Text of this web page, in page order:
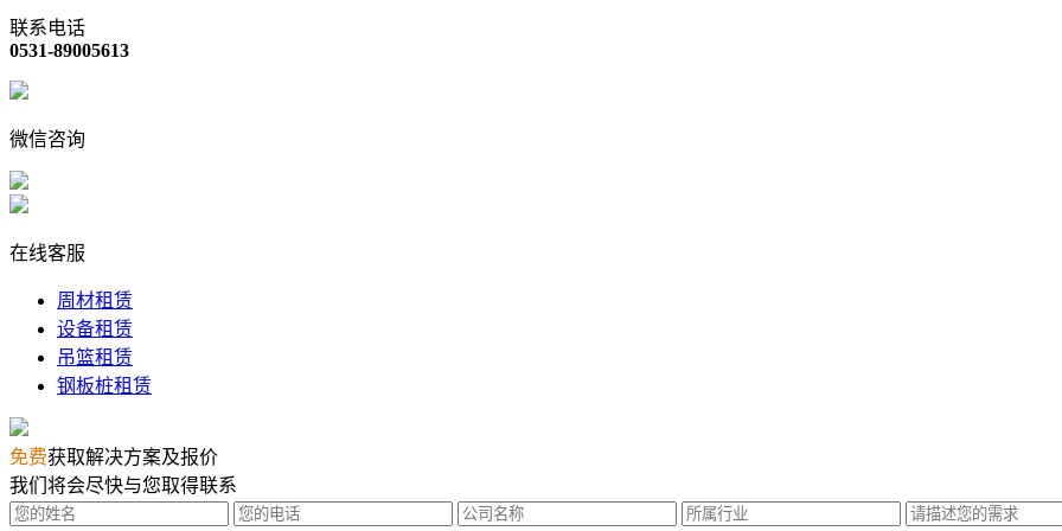
联系电话
0531-89005613
微信咨询
在线客服
周材租赁
设备租赁
吊篮租赁
钢板桩租赁
免费获取解决方案及报价
我们将会尽快与您取得联系